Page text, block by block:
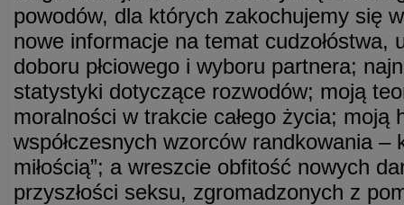
powodów, dla których zakochujemy się
nowe informacje na temat cudzołóstwa,
doboru płciowego i wyboru partnera;
statystyki dotyczące rozwodów; moją
moralności w trakcie całego życia; moją
współczesnych wzorców randkowania –
miłością”; a wreszcie obfitość nowych
przyszłości seksu, zgromadzonych z